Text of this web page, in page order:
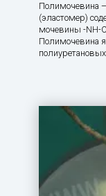
Полимочевина
(эластомер)
мочевины -NH-
Полимочевина